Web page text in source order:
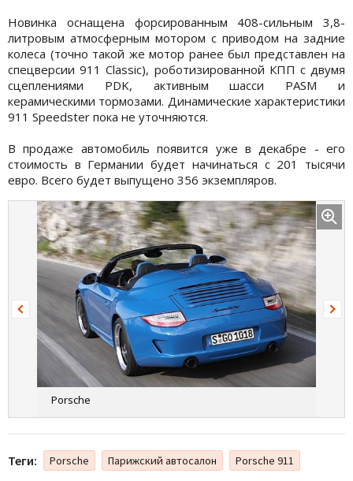
Новинка оснащена форсированным 408-сильным 3,8-
литровым атмосферным мотором с приводом на задние
колеса (точно такой же мотор ранее был представлен на
спецверсии 911 Classic), роботизированной КПП с двумя
сцеплениями PDK, активным шасси PASM и
керамическими тормозами. Динамические характеристики
911 Speedster пока не уточняются.
В продаже автомобиль появится уже в декабре - его
стоимость в Германии будет начинаться с 201 тысячи
евро. Всего будет выпущено 356 экземпляров.
Porsche
Теги: Porsche Парижский автосалон Porsche 911